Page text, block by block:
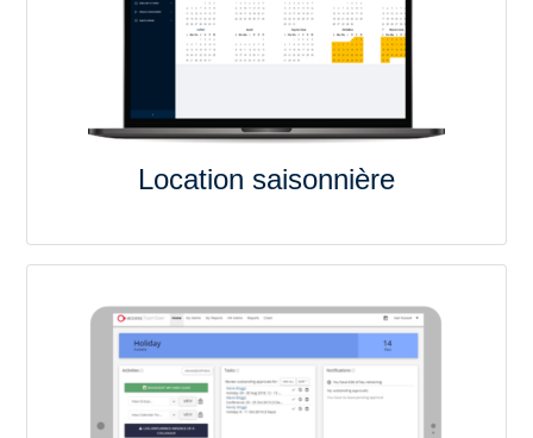
Location saisonnière